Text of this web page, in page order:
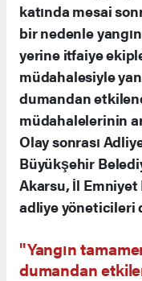
katında mesai
bir nedenle
yerine itfaiye
müdahalesiyle
dumandan
müdahalelerinin
Olay sonrası
Büyükşehir
Akarsu, İl
adliye yöneticileri
"Yangın
dumandan